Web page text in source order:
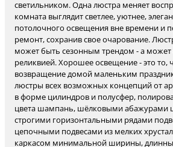
светильником. Одна люстра меняет
комната выглядит светлее, уютнее,
потолочного освещения вне времени и
ремонт, сохранив свое очарование.
может быть сезонным трендом - а может
реликвией. Хорошее освещение - это то,
возвращение домой маленьким
люстры всех возможных концепций от
в форме цилиндров и полусфер,
цвета шампань, шёлковыми абажурами
строгими горизонтальными рядами
цепочными подвесами из мелких
каркасом минимальной ширины,